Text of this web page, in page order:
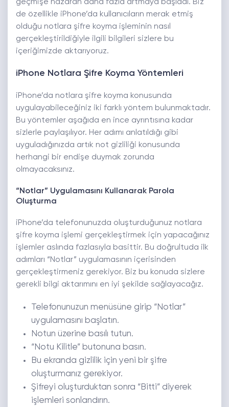
geçmişe nazaran daha fazla artmaya başladı. Biz
de özellikle iPhone’da kullanıcıların merak etmiş
olduğu notlara şifre koyma işleminin nasıl
gerçekleştirildiğiyle ilgili bilgileri sizlere bu
içeriğimizde aktarıyoruz.
iPhone Notlara Şifre Koyma Yöntemleri
iPhone’da notlara şifre koyma konusunda
uygulayabileceğiniz iki farklı yöntem bulunmaktadır.
Bu yöntemler aşağıda en ince ayrıntısına kadar
sizlerle paylaşılıyor. Her adımı anlatıldığı gibi
uyguladığınızda artık not gizliliği konusunda
herhangi bir endişe duymak zorunda
olmayacaksınız.
“Notlar” Uygulamasını Kullanarak Parola
Oluşturma
iPhone’da telefonunuzda oluşturduğunuz notlara
şifre koyma işlemi gerçekleştirmek için yapacağınız
işlemler aslında fazlasıyla basittir. Bu doğrultuda ilk
adımları “Notlar” uygulamasının içerisinden
gerçekleştirmeniz gerekiyor. Biz bu konuda sizlere
gerekli bilgi aktarımını en iyi şekilde sağlayacağız.
Telefonunuzun menüsüne girip “Notlar”
uygulamasını başlatın.
Notun üzerine basılı tutun.
“Notu Kilitle” butonuna basın.
Bu ekranda gizlilik için yeni bir şifre
oluşturmanız gerekiyor.
Şifreyi oluşturduktan sonra “Bitti” diyerek
işlemleri sonlandırın.